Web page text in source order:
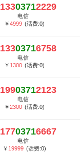
13303712229
电信
￥4999 (话费:0)
13303716758
电信
￥ 1300 (话费:0)
19903712123
电信
￥2300 (话费:0)
17703716667
电信
￥ 19999 (话费:0)